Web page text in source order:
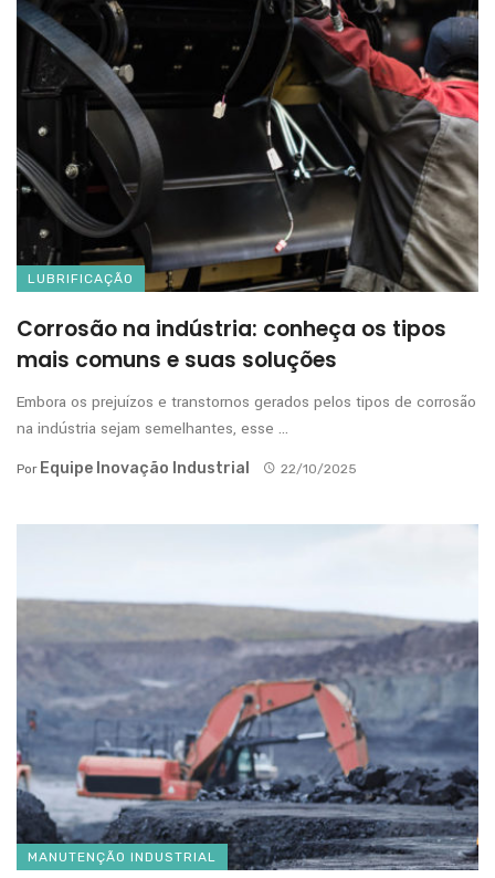
LUBRIFICAÇÃO
Corrosão na indústria: conheça os tipos
mais comuns e suas soluções
Embora os prejuízos e transtornos gerados pelos tipos de corrosão
na indústria sejam semelhantes, esse ...
Por Equipe Inovação Industrial 22/10/2025
MANUTENÇÃO INDUSTRIAL